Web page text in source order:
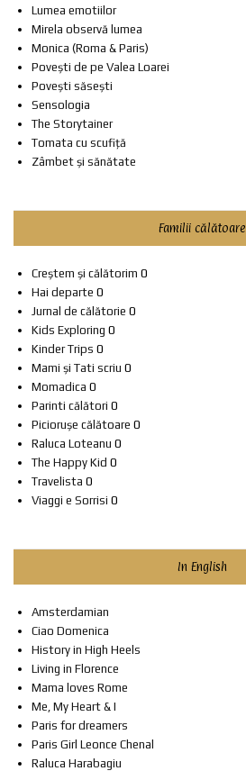
Lumea emotiilor
Mirela observă lumea
Monica (Roma & Paris)
Povești de pe Valea Loarei
Povești săsești
Sensologia
The Storytainer
Tomata cu scufiță
Zâmbet și sănătate
Familii călătoare
Creștem și călătorim 0
Hai departe 0
Jurnal de călătorie 0
Kids Exploring 0
Kinder Trips 0
Mami și Tati scriu 0
Momadica 0
Parinti călători 0
Piciorușe călătoare 0
Raluca Loteanu 0
The Happy Kid 0
Travelista 0
Viaggi e Sorrisi 0
In English
Amsterdamian
Ciao Domenica
History in High Heels
Living in Florence
Mama loves Rome
Me, My Heart & I
Paris for dreamers
Paris Girl Leonce Chenal
Raluca Harabagiu